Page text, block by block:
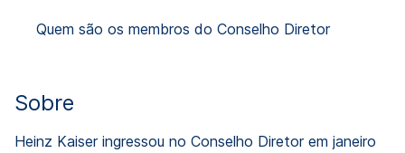
Quem são os membros do Conselho Diretor
Sobre
Heinz Kaiser ingressou no Conselho Diretor em janeiro